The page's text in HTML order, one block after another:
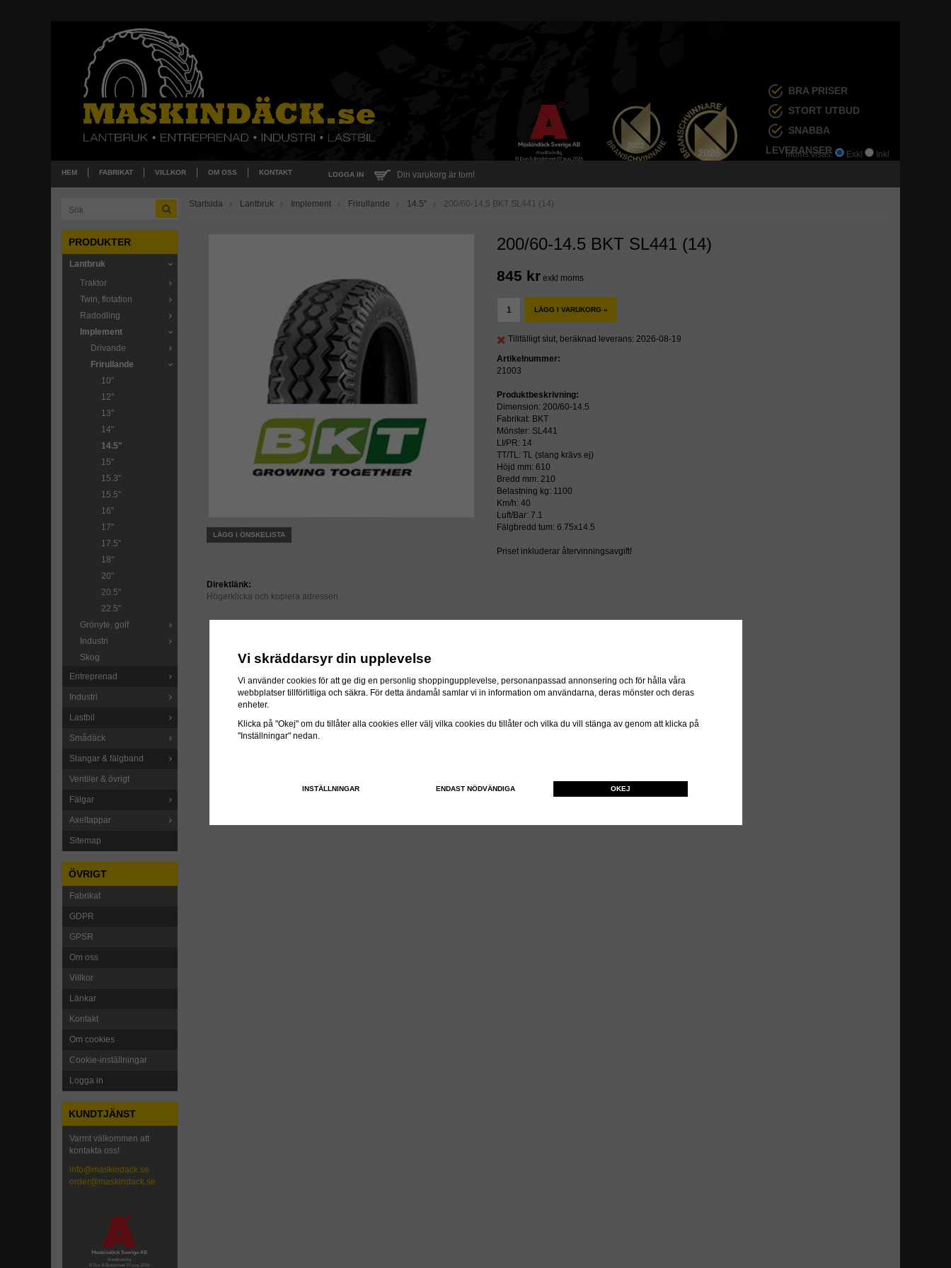
BRA PRISER
STORT UTBUD
SNABBA
LEVERANSER
Moms visas: Exkl Inkl
HEM FABRIKAT VILLKOR OM OSS KONTAKT LOGGA IN Din varukorg är tom!
PRODUKTER
Lantbruk
Traktor
Twin, flotation
Radodling
Implement
Drivande
Frirullande
10"
12"
13"
14"
14.5"
15"
15.3"
15.5"
16"
17"
17.5"
18"
20"
20.5"
22.5"
Grönyte, golf
Industri
Skog
Entreprenad
Industri
Lastbil
Smådäck
Slangar & fälgband
Ventiler & övrigt
Fälgar
Axeltappar
Sitemap
ÖVRIGT
Fabrikat
GDPR
GPSR
Om oss
Villkor
Länkar
Kontakt
Om cookies
Cookie-inställningar
Logga in
KUNDTJÄNST
Varmt välkommen att
kontakta oss!
info@maskindack.se
order@maskindack.se
Startsida Lantbruk Implement Frirullande 14.5" 200/60-14.5 BKT SL441 (14)
LÄGG I ÖNSKELISTA
Direktlänk:
Högerklicka och kopiera adressen
200/60-14.5 BKT SL441 (14)
845 kr exkl moms
LÄGG I VARUKORG »
Tillfälligt slut, beräknad leverans: 2026-08-19
Artikelnummer:
21003
Produktbeskrivning:
Dimension: 200/60-14.5
Fabrikat: BKT
Mönster: SL441
LI/PR: 14
TT/TL: TL (slang krävs ej)
Höjd mm: 610
Bredd mm: 210
Belastning kg: 1100
Km/h: 40
Luft/Bar: 7.1
Fälgbredd tum: 6.75x14.5
Priset inkluderar återvinningsavgift!
Vi skräddarsyr din upplevelse
Vi använder cookies för att ge dig en personlig shoppingupplevelse, personanpassad annonsering och för hålla våra
webbplatser tillförlitliga och säkra. För detta ändamål samlar vi in information om användarna, deras mönster och deras
enheter.
Klicka på "Okej" om du tillåter alla cookies eller välj vilka cookies du tillåter och vilka du vill stänga av genom att klicka på
"Inställningar" nedan.
INSTÄLLNINGAR ENDAST NÖDVÄNDIGA OKEJ